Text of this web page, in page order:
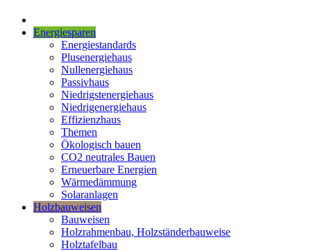
Energiesparen
Energiestandards
Plusenergiehaus
Nullenergiehaus
Passivhaus
Niedrigstenergiehaus
Niedrigenergiehaus
Effizienzhaus
Themen
Ökologisch bauen
CO2 neutrales Bauen
Erneuerbare Energien
Wärmedämmung
Solaranlagen
Holzbauweisen
Bauweisen
Holzrahmenbau, Holzständerbauweise
Holztafelbau